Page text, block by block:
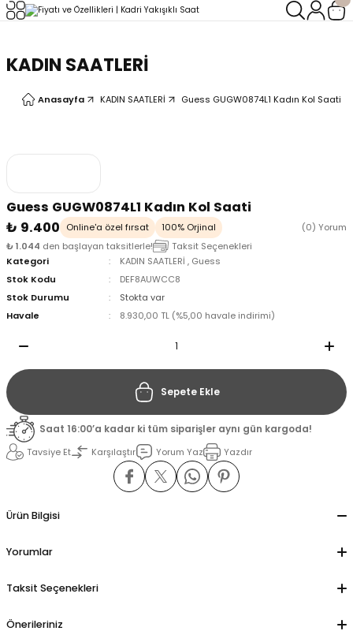
KADIN SAATLERİ
Anasayfa KADIN SAATLERİ Guess GUGW0874L1 Kadın Kol Saati
Guess GUGW0874L1 Kadın Kol Saati
₺ 9.400
Online'a özel fırsat 100% Orjinal
(0) Yorum
₺ 1.044 den başlayan taksitlerle!
Taksit Seçenekleri
Kategori
KADIN SAATLERİ , Guess
Stok Kodu
DEF8AUWCC8
Stok Durumu
Stokta var
Havale
8.930,00 TL (%5,00 havale indirimi)
Sepete Ekle
Saat 16:00’a kadar ki tüm siparişler aynı gün kargoda!
Tavsiye Et
Karşılaştır Yorum Yaz Yazdır
Ürün Bilgisi
Yorumlar
Taksit Seçenekleri
Önerileriniz
Geri Dön
Geri Dön